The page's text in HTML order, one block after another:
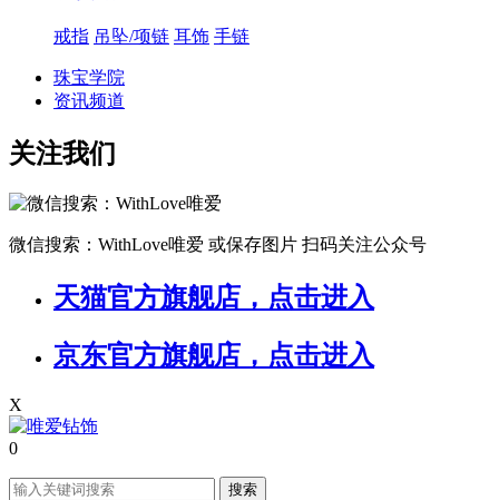
戒指 吊坠/项链 耳饰 手链
珠宝学院
资讯频道
关注我们
微信搜索：WithLove唯爱 或保存图片 扫码关注公众号
天猫官方旗舰店，点击进入
京东官方旗舰店，点击进入
X
0
搜索